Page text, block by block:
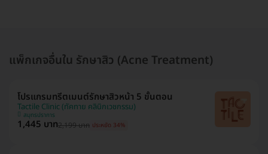
แพ็กเกจอื่นใน รักษาสิว (Acne Treatment)
โปรแกรมทรีตเมนต์รักษาสิวหน้า 5 ขั้นตอน
Tactile Clinic (ทัคทาย คลินิกเวชกรรม)
สมุทรปราการ
1,445 บาท2,199 บาท ประหยัด 34%